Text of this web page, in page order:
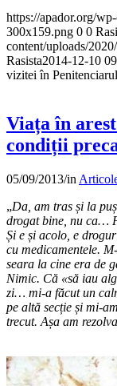
https://apador.org/
300x159.png 0 0
content/uploads/
Rasista2014-12-10
vizitei în
Viața în
condiții
05/09/2013/in
„Da, am tras și la
drogat bine, nu ca…
Și e și acolo, e
cu medicamentele.
seara la cine era de
Nimic. Că «să iau
zi… mi-a făcut un
pe altă secț­ie și mi-
trecut. Așa am